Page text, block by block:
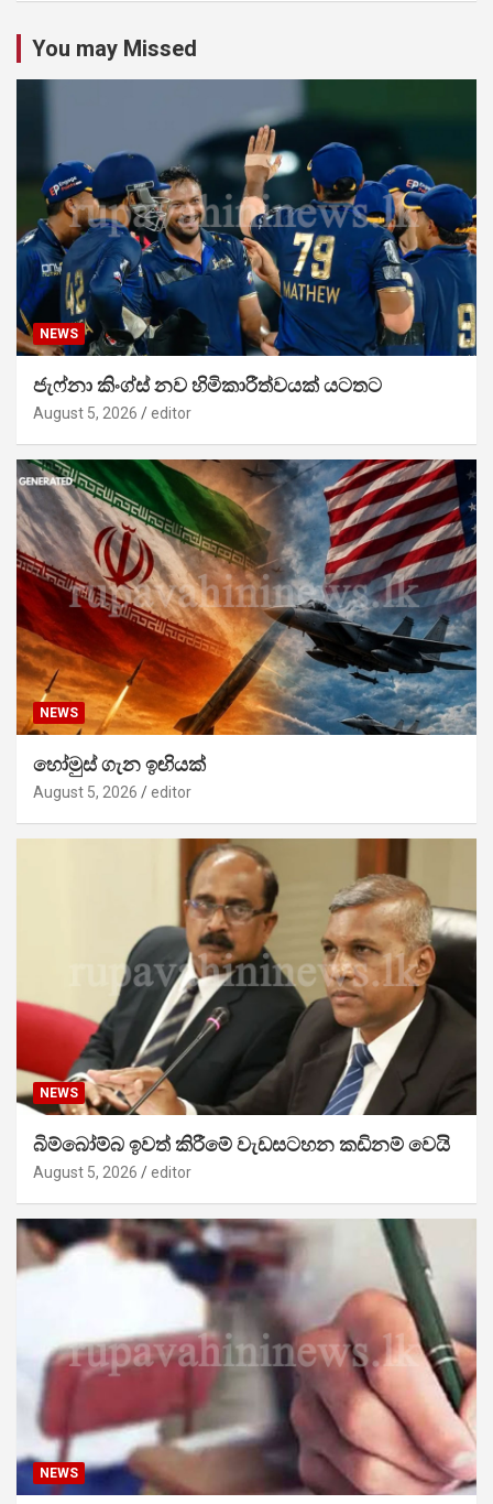
You may Missed
NEWS
ජැෆ්නා කිංග්ස් නව හිමිකාරීත්වයක් යටතට
August 5, 2026 editor
NEWS
හෝමුස් ගැන ඉඟියක්
August 5, 2026 editor
NEWS
බිම්බෝම්බ ඉවත් කිරීමේ වැඩසටහන කඩිනම් වෙයි
August 5, 2026 editor
NEWS